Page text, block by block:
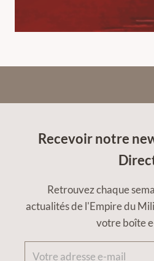
Recevoir notre
Retrouvez chaque
actualités de l'Empire du
votre boîte